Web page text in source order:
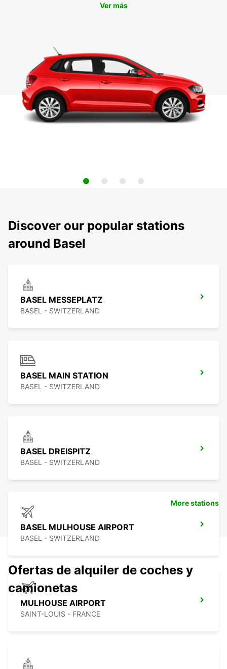
Ver más
Discover our popular stations
around Basel
BASEL MESSEPLATZ
BASEL - SWITZERLAND
BASEL MAIN STATION
BASEL - SWITZERLAND
BASEL DREISPITZ
BASEL - SWITZERLAND
BASEL MULHOUSE AIRPORT
BASEL - SWITZERLAND
MULHOUSE AIRPORT
SAINT-LOUIS - FRANCE
More stations
Ofertas de alquiler de coches y
camionetas